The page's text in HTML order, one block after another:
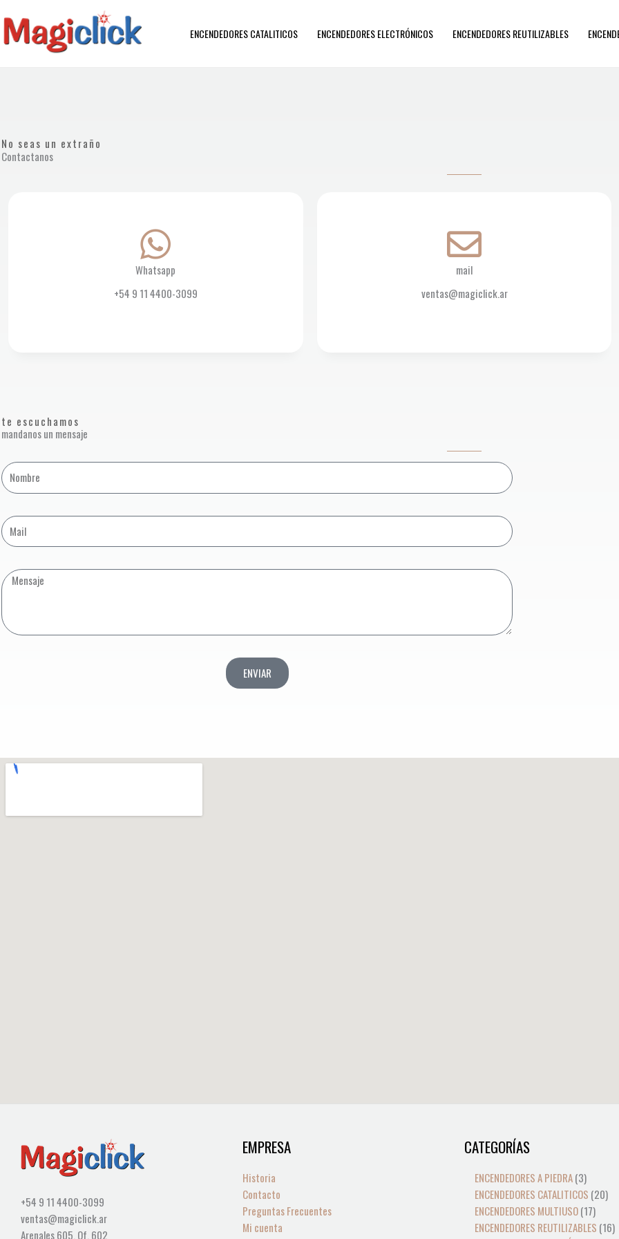
al
contenido
ENCENDEDORES CATALITICOS ENCENDEDORES ELECTRÓNICOS ENCENDEDORES REUTILIZABLES
No seas un extraño
Contactanos
Whatsapp
+54 9 11 4400-3099
mail
ventas@magiclick.ar
te escuchamos
mandanos un mensaje
ENVIAR
+54 9 11 4400-3099
ventas@magiclick.ar
Arenales 605, Of. 602
EMPRESA
Historia
Contacto
Preguntas Frecuentes
Mi cuenta
CATEGORÍAS
ENCENDEDORES A PIEDRA 3
ENCENDEDORES CATALITICOS 20
ENCENDEDORES MULTIUSO 17
ENCENDEDORES REUTILIZABLES 16
1